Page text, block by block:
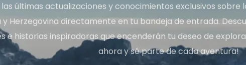
las últimas actualizaciones y conocimientos exclusivos sobre
y Herzegovina directamente en tu bandeja de entrada.
e historias inspiradoras que encenderán tu deseo de
ahora y sé parte de cada aventura!